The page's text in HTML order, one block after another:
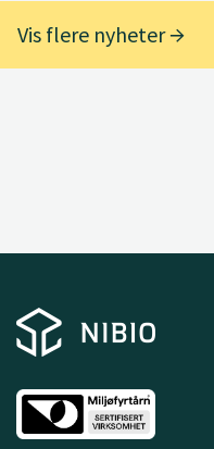
Vis flere nyheter